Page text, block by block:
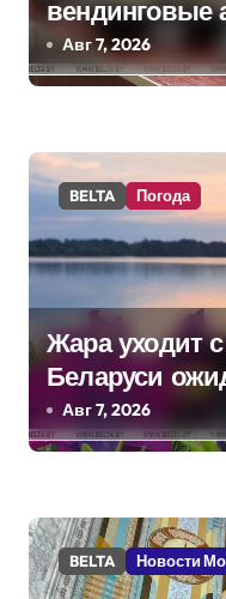
п
о
а
и
с
я
м
вендинговые
школьном
Авг 7, 2026
BELTA Погода
Жара уходит
Беларуси
грозы
Авг 7, 2026
BELTA Новости